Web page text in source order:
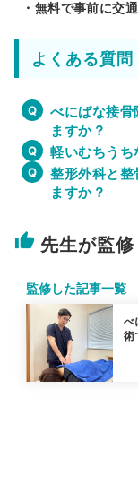
・無料で事前に交
よくある質問
べにばな接骨
ますか？
軽いむちうち
整形外科と整
ますか？
thumb_up 先生が監
監修した記事一覧
べ
術